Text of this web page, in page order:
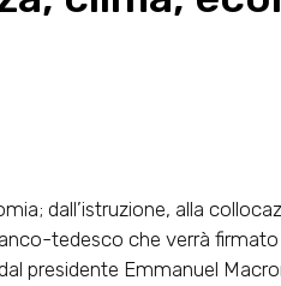
dall’istruzione, alla
tedesco che verrà
presidente Emmanuel